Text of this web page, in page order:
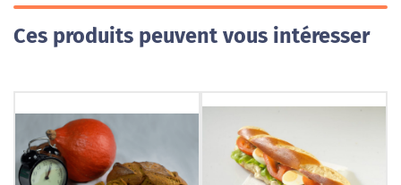
Ces produits peuvent vous intéresser